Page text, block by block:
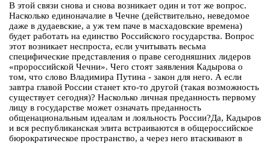
В этой связи снова и снова возникает один и тот же вопрос.
Насколько единоначалие в Чечне (действительно, неведомое
даже в дудаевские, а уж тем паче в масхадовские времена)
будет работать на единство Российского государства. Вопрос
этот возникает неспроста, если учитывать весьма
специфические представления о праве сегодняшних лидеров
«пророссийской Чечни». Чего стоят заявления Кадырова о
том, что слово Владимира Путина - закон для него. А если
завтра главой России станет кто-то другой (такая возможность
существует сегодня)? Насколько личная преданность первому
лицу в государстве может означать преданность
общенациональным идеалам и лояльность России?Да, Кадыров
и вся республиканская элита встраиваются в общероссийское
бюрократическое пространство, а через него втаскивают в